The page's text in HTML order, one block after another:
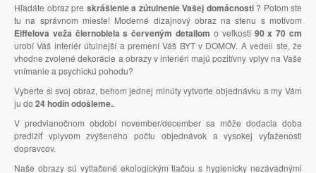
Hľadáte obraz pre skrášlenie a zútulnenie Vašej domácnosti ? Potom ste
tu na správnom mieste! Moderné dizajnový obraz na stenu s motívom
Eiffelova veža čiernobiela s červeným detailom o veľkosti 90 x 70 cm
urobí Váš interiér útulnejší a premení Váš BYT v DOMOV. A vedeli ste, že
vhodne zvolené dekorácie a obrazy v interiéri majú pozitívny vplyv na Vaše
vnímanie a psychickú pohodu?
Vyberte si svoj obraz, behom jednej minúty vytvorte objednávku a my Vám
ju do 24 hodín odošleme..
V predvianočnom období november/december sa môže dodacia doba
predlžiť vplyvom zvýšeného počtu objednávok a vysokej vyťaženosti
dopravcov.
Naše obrazy sú vytlačené ekologickým tlačou s hygienicky nezávadnými